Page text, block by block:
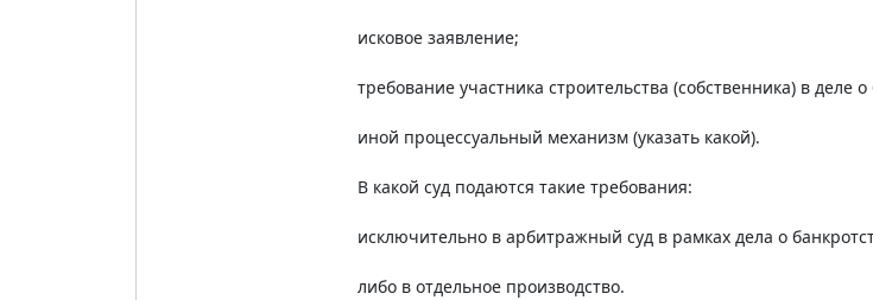
исковое заявление;
требование участника строительства (собственника) в деле о
иной процессуальный механизм (указать какой).
В какой суд подаются такие требования:
исключительно в арбитражный суд в рамках дела о
либо в отдельное производство.